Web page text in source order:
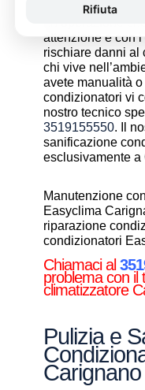
La pulizia e
un’operazione
attenzione e con
rischiare danni al
chi vive
avete manualità
condizionatori vi
nostro tecnico
3519155550. Il
sanificazione
esclusivamente a
Manutenzione
Easyclima
riparazione
condizionatori
Chiamaci al
problema con il
climatizzatore
Pulizia e
Carignano